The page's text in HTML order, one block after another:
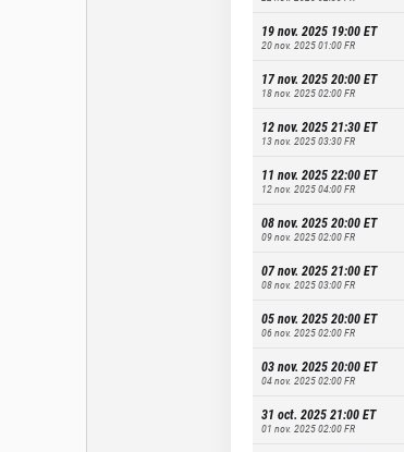
19 nov. 2025 19:00ET
20 nov. 2025 01:00FR
17 nov. 2025 20:00ET
18 nov. 2025 02:00FR
12 nov. 2025 21:30ET
13 nov. 2025 03:30FR
11 nov. 2025 22:00ET
12 nov. 2025 04:00FR
08 nov. 2025 20:00ET
09 nov. 2025 02:00FR
07 nov. 2025 21:00ET
08 nov. 2025 03:00FR
05 nov. 2025 20:00ET
06 nov. 2025 02:00FR
03 nov. 2025 20:00ET
04 nov. 2025 02:00FR
31 oct. 2025 21:00ET
01 nov. 2025 02:00FR